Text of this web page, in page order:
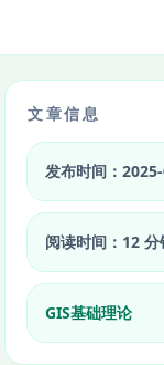
文章信息
发布时间：
阅读时间：12 分
GIS基础理论